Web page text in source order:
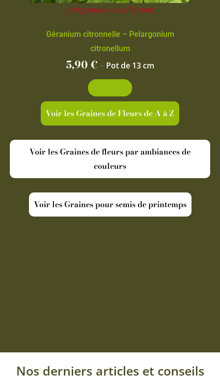
Indisponible actuellement
Géranium citronnelle – Pelargonium
citronellum
5,90€ - Pot de 13 cm
Voir les Graines de Fleurs de A à Z
Voir les Graines de fleurs par ambiances de
couleurs
Voir les Graines pour semis de printemps
Nos derniers articles et conseils